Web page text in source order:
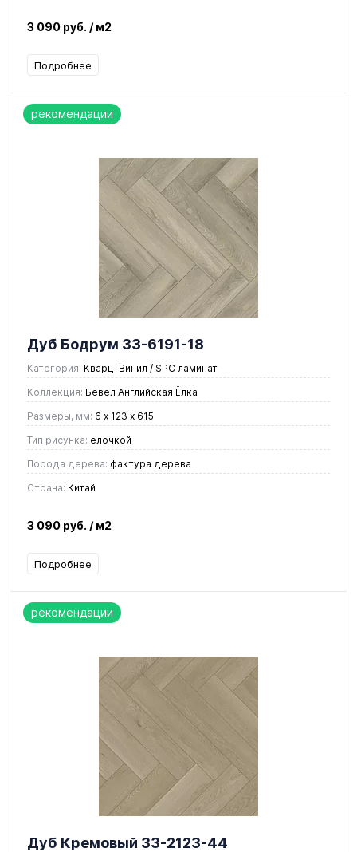
3 090 руб. / м2
Подробнее
рекомендации
Дуб Бодрум 33-6191-18
Категория: Кварц-Винил / SPC ламинат
Коллекция: Бевел Английская Ёлка
Размеры, мм: 6 х 123 х 615
Тип рисунка: елочкой
Порода дерева: фактура дерева
Страна: Китай
3 090 руб. / м2
Подробнее
рекомендации
Дуб Кремовый 33-2123-44